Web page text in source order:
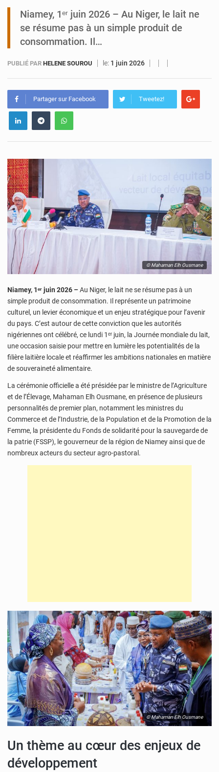
Arlit : La police d’Akokan démantèle deux réseaux criminels
Niamey, 1ᵉʳ juin 2026 – Au Niger, le lait ne
se résume pas à un simple produit de
consommation. Il…
PUBLIÉ PAR HELENE SOUROU le: 1 juin 2026
Partager sur Facebook Tweetez!
© Mahaman Elh Ousmane
Niamey, 1ᵉʳ juin 2026 – Au Niger, le lait ne se résume pas à un
simple produit de consommation. Il représente un patrimoine
culturel, un levier économique et un enjeu stratégique pour l’avenir
du pays. C’est autour de cette conviction que les autorités
nigériennes ont célébré, ce lundi 1ᵉʳ juin, la Journée mondiale du lait,
une occasion saisie pour mettre en lumière les potentialités de la
filière laitière locale et réaffirmer les ambitions nationales en matière
de souveraineté alimentaire.
La cérémonie officielle a été présidée par le ministre de l’Agriculture
et de l’Élevage, Mahaman Elh Ousmane, en présence de plusieurs
personnalités de premier plan, notamment les ministres du
Commerce et de l’Industrie, de la Population et de la Promotion de la
Femme, la présidente du Fonds de solidarité pour la sauvegarde de
la patrie (FSSP), le gouverneur de la région de Niamey ainsi que de
nombreux acteurs du secteur agro-pastoral.
© Mahaman Elh Ousmane
Un thème au cœur des enjeux de
développement